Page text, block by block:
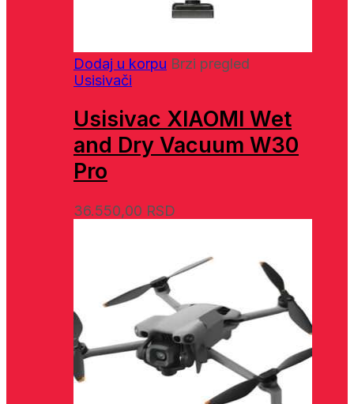
Dodaj u korpu Brzi pregled
Usisivači
Usisivac XIAOMI Wet
and Dry Vacuum W30
Pro
36.550,00 RSD